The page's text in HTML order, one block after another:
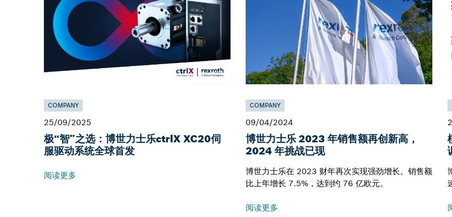
COMPANY
25/09/2025
极“智”之选：博世力士乐ctrlX XC20伺
服驱动系统全球首发
阅读更多
COMPANY
09/04/2024
博世力士乐 2023 年销售额再创新高，
2024 年挑战已现
博世力士乐在 2023 财年再次实现强劲增长。销售额
比上年增长 7.5%，达到约 76 亿欧元。
阅读更多